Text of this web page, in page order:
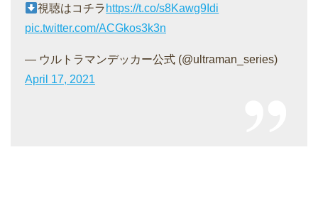
視聴はコチラ https://t.co/s8Kawg9Idi
pic.twitter.com/ACGkos3k3n
— ウルトラマンデッカー公式 (@ultraman_series)
April 17, 2021